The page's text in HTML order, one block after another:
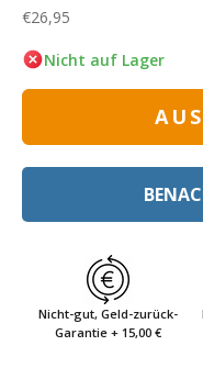
Angebot
€26,95
Nicht auf Lager
Nicht-gut, Geld-zurück-
Garantie + 15,00 €